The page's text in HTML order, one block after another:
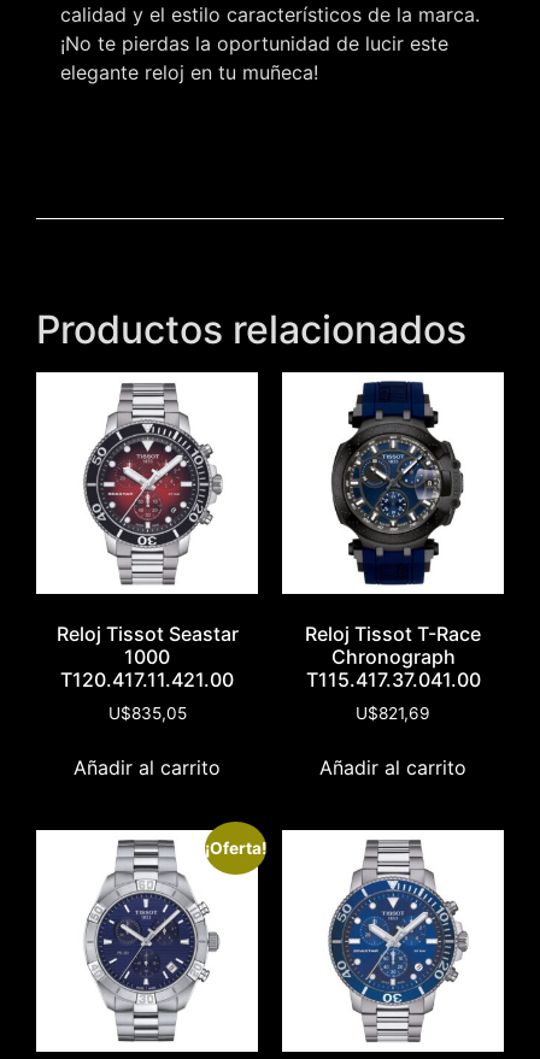
calidad y el estilo característicos de la marca.
¡No te pierdas la oportunidad de lucir este
elegante reloj en tu muñeca!
Productos relacionados
Reloj Tissot Seastar
1000
T120.417.11.421.00
U$835,05
Añadir al carrito
Reloj Tissot T-Race
Chronograph
T115.417.37.041.00
U$821,69
Añadir al carrito
¡Oferta!